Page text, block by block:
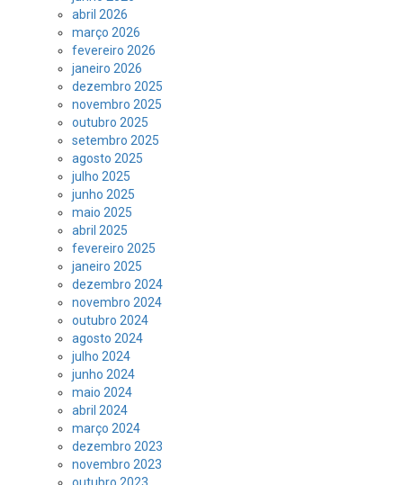
abril 2026
março 2026
fevereiro 2026
janeiro 2026
dezembro 2025
novembro 2025
outubro 2025
setembro 2025
agosto 2025
julho 2025
junho 2025
maio 2025
abril 2025
fevereiro 2025
janeiro 2025
dezembro 2024
novembro 2024
outubro 2024
agosto 2024
julho 2024
junho 2024
maio 2024
abril 2024
março 2024
dezembro 2023
novembro 2023